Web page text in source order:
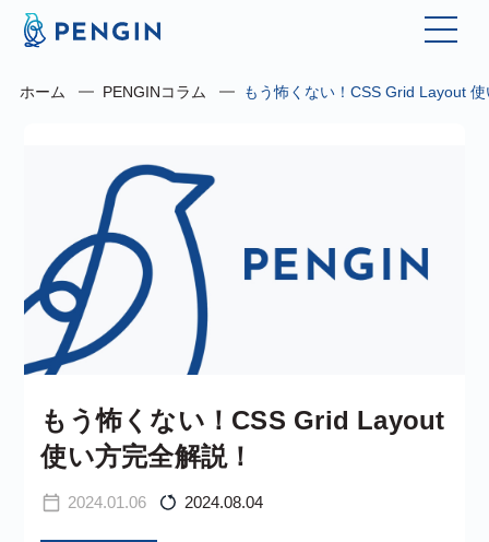
ホーム PENGINコラム もう怖くない！CSS Grid Layout
2024.01.06 2024.08.04
もう怖くない！CSS Grid Layout
使い方完全解説！